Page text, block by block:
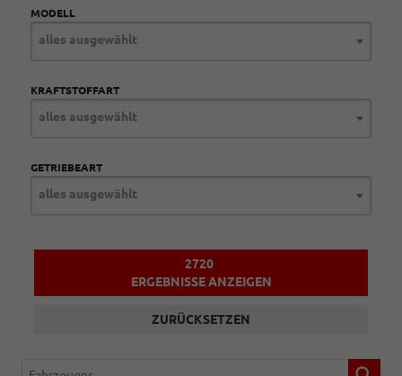
MODELL
alles ausgewählt
KRAFTSTOFFART
alles ausgewählt
GETRIEBEART
alles ausgewählt
2720
ERGEBNISSE ANZEIGEN
ZURÜCKSETZEN
Fahrzeugnr.